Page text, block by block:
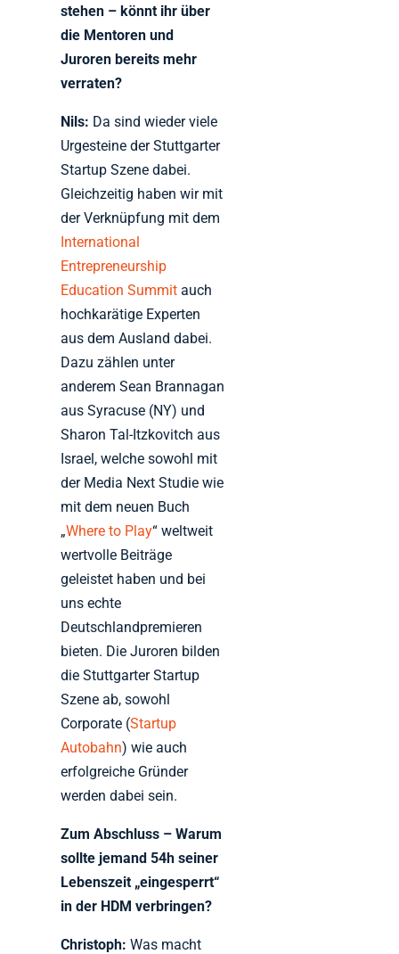
stehen – könnt ihr über
die Mentoren und
Juroren bereits mehr
verraten?
Nils: Da sind wieder viele
Urgesteine der Stuttgarter
Startup Szene dabei.
Gleichzeitig haben wir mit
der Verknüpfung mit dem
International
Entrepreneurship
Education Summit auch
hochkarätige Experten
aus dem Ausland dabei.
Dazu zählen unter
anderem Sean Brannagan
aus Syracuse (NY) und
Sharon Tal-Itzkovitch aus
Israel, welche sowohl mit
der Media Next Studie wie
mit dem neuen Buch
„Where to Play“ weltweit
wertvolle Beiträge
geleistet haben und bei
uns echte
Deutschlandpremieren
bieten. Die Juroren bilden
die Stuttgarter Startup
Szene ab, sowohl
Corporate (Startup
Autobahn) wie auch
erfolgreiche Gründer
werden dabei sein.
Zum Abschluss – Warum
sollte jemand 54h seiner
Lebenszeit „eingesperrt“
in der HDM verbringen?
Christoph: Was macht